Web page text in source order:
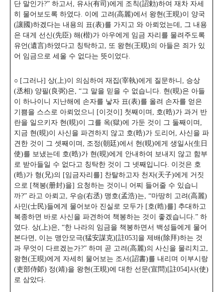
단 말인가?” 하고서, 유사(有司)에게 조칙(詔勅)하여 재차 자세
히 물어보도록 하였다. 이에 고려(高麗)에서 왕현(王晛)이 양국
(讓國)하겠다는 내용의 표(表)를 가지고 와 아뢰었는데, 그 내용
은 대게 선신(先臣) 해(楷)가 아우에게 임금 자리를 물려주도록
유언(遺言)하였다고 칭탁하고, 또 왕현(王晛)의 아들은 죄가 있
어 임금으로 세울 수 없다는 뜻이었다.
○ [그러나] 상(上)이 의심하여 재집(宰執)에게 질문하니, 승상
(丞相) 양필(良弼)은, “그 말을 믿을 수 없습니다. 현(晛)은 아들
이 하나이니 지난해에 손자를 낳자 표(表)를 올려 손자를 얻은
기쁨을 스스로 아뢰었으니 [이것이] 첫째이며, 호(晧)가 과거 반
란을 일으키자 현(晛)이 그를 옥(獄)에 가둔 것이 그 둘째이며,
지금 현(晛)이 사신을 파견하지 않고 호(晧)가 도리어, 사신을 파
견한 것이 그 셋째이며, 조정(朝廷)에서 현(晛)에게 생일사(生日
使)를 보냈는데 호(晧)가 현(晛)에게 안내하여 보내지 않고 함부
로 받아들일 수 없다고 칭탁한 것이 그 넷째입니다. 이것은 호
(晧)가 형(兄)의 [임금자리를] 찬탈하고자 천자(天子)에게 거짓
으로 [책봉(册封)을] 요청하는 것이니 어찌 들어줄 수 있습니
까?” 라고 아뢰고, 우승(右丞) 맹호(孟浩)는, “마땅히 고려(高麗)
사민(士民)들에게 물어보아 진실로 모두가 [호(晧)를] 추대하고
복종하면 바로 사신을 파견하여 책봉하는 것이 좋겠습니다.” 하
였다. 상(上)은, “한 나라의 임금을 책봉하면서 백성들에게 물어
본다면, 이는 맹안모극(猛安謀克)[註053]을 제배(除拜)하는 것
과 무엇이 다르겠는가?” 하며 곧 고려(高麗)의 사신을 물리치고,
왕현(王晛)에게 자세히 물어보는 조서(詔書)를 내리며 이부시랑
(吏部侍郞) 정(靖)을 왕현(王晛)에 대한 선문(宣問)[註054]사(使)
로 삼았다.